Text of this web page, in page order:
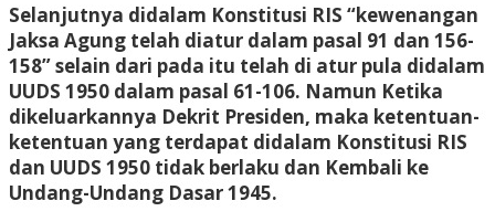
Selanjutnya didalam Konstitusi RIS “kewenangan
Jaksa Agung telah diatur dalam pasal 91 dan 156-
158” selain dari pada itu telah di atur pula didalam
UUDS 1950 dalam pasal 61-106. Namun Ketika
dikeluarkannya Dekrit Presiden, maka ketentuan-
ketentuan yang terdapat didalam Konstitusi RIS
dan UUDS 1950 tidak berlaku dan Kembali ke
Undang-Undang Dasar 1945.